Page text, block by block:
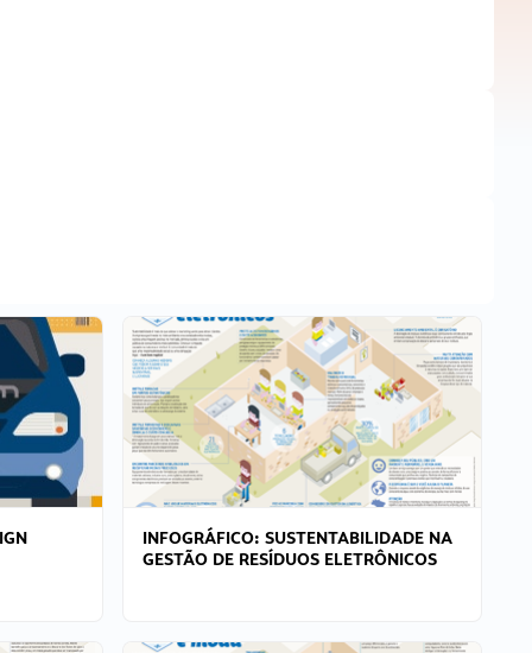
INFOGRÁFICO: SUSTENTABILIDADE NA
GESTÃO DE RESÍDUOS ELETRÔNICOS